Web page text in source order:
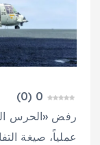
0
(
0
)
رفض «الحرس
عملياً، صيغة